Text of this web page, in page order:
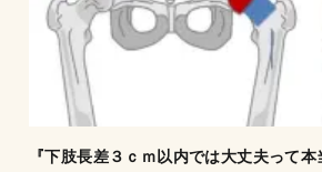
『下肢長差３ｃｍ以内では大丈夫って本